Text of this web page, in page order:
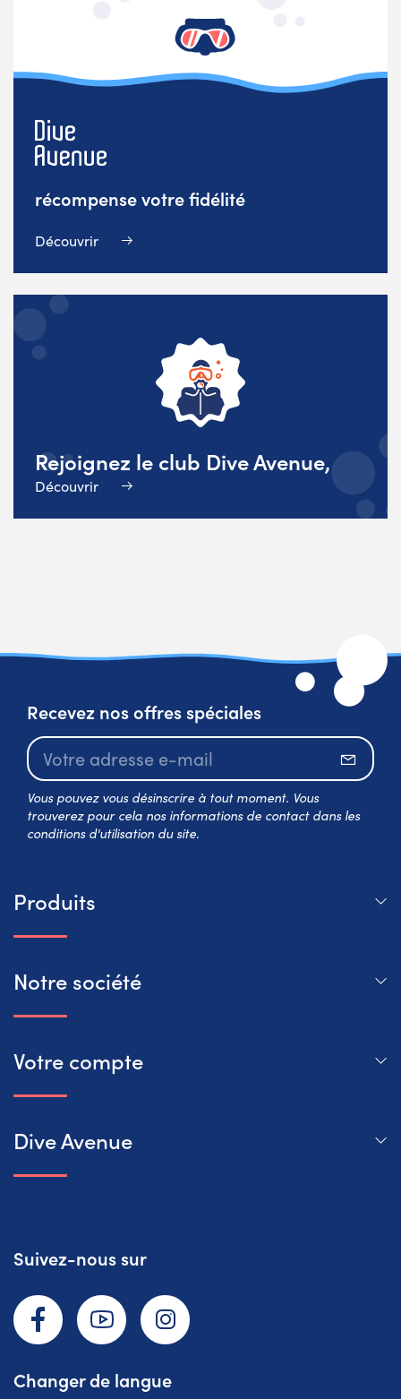
récompense votre fidélité
Découvrir
Rejoignez le club Dive Avenue,
Découvrir
Recevez nos offres spéciales
Vous pouvez vous désinscrire à tout moment. Vous
trouverez pour cela nos informations de contact dans les
conditions d'utilisation du site.
Produits
Notre société
Votre compte
Dive Avenue
Suivez-nous sur
Changer de langue